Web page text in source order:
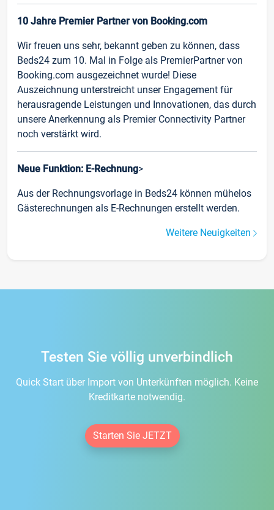
10 Jahre Premier Partner von Booking.com
Wir freuen uns sehr, bekannt geben zu können, dass
Beds24 zum 10. Mal in Folge als PremierPartner von
Booking.com ausgezeichnet wurde! Diese
Auszeichnung unterstreicht unser Engagement für
herausragende Leistungen und Innovationen, das durch
unsere Anerkennung als Premier Connectivity Partner
noch verstärkt wird.
Neue Funktion: E-Rechnung>
Aus der Rechnungsvorlage in Beds24 können mühelos
Gästerechnungen als E-Rechnungen erstellt werden.
Weitere Neuigkeiten
Testen Sie völlig unverbindlich
Quick Start über Import von Unterkünften möglich. Keine
Kreditkarte notwendig.
Starten Sie JETZT